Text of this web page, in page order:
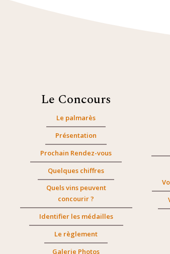
Le Concours
Le palmarès
Présentation
Prochain Rendez-vous
Quelques chiffres
Quels vins peuvent
concourir ?
Identifier les médailles
Le règlement
Galerie Photos